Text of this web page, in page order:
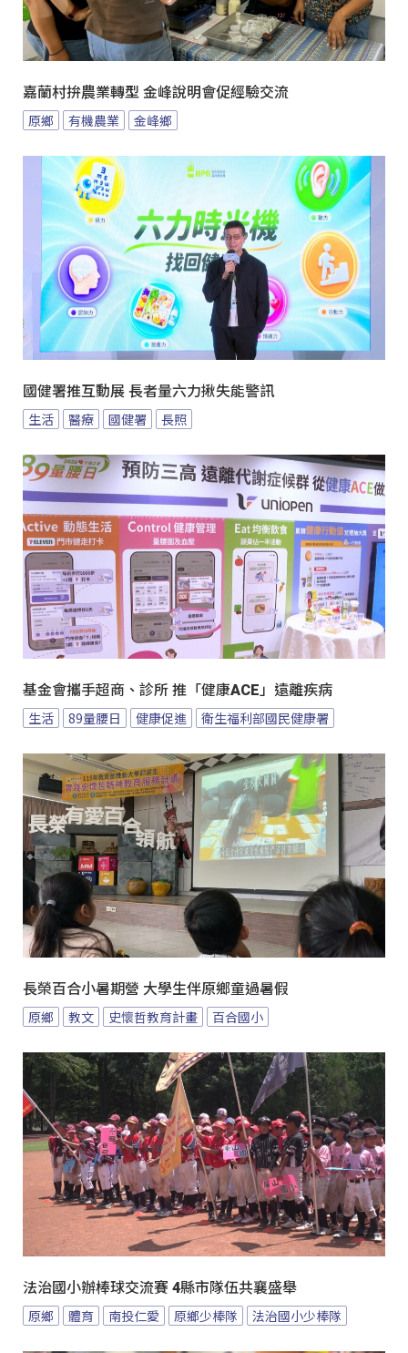
嘉蘭村拚農業轉型 金峰說明會促經驗交流
原鄉 有機農業 金峰鄉
國健署推互動展 長者量六力揪失能警訊
生活 醫療 國健署 長照
基金會攜手超商、診所 推「健康ACE」遠離疾病
生活 89量腰日 健康促進 衛生福利部國民健康署
長榮百合小暑期營 大學生伴原鄉童過暑假
原鄉 教文 史懷哲教育計畫 百合國小
法治國小辦棒球交流賽 4縣市隊伍共襄盛舉
原鄉 體育 南投仁愛 原鄉少棒隊 法治國小少棒隊